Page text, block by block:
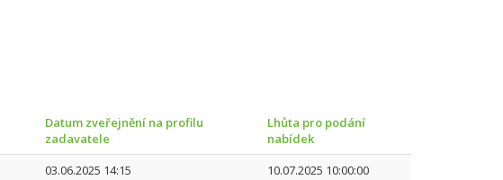
Datum zveřejnění na profilu
zadavatele
Lhůta pro podání
nabídek
03.06.2025 14:15
10.07.2025 10:00:00